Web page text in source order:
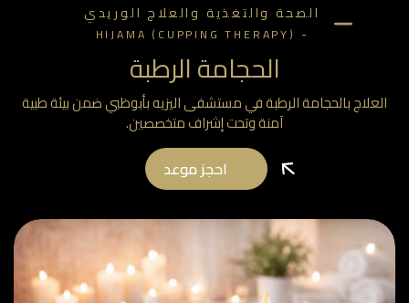
الصحة والتغذية والعلاج الوريدي
-
HIJAMA (CUPPING THERAPY)
الحجامة الرطبة
بالحجامة الرطبة في مستشفى اليزيه بأبوظبي ضمن بيئة طبية
آمنة وتحت إشراف متخصصين.
احجز موعد